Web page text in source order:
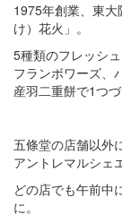
1975年創業、東
け）花火」。
5種類のフレッシ
フランボワーズ、
産羽二重餅で1つ
五條堂の店舗以外
アントレマルシェ
どの店でも午前中
に。